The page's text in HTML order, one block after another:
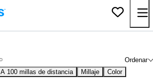
Ordenar
A 100 millas de distancia Millaje Color